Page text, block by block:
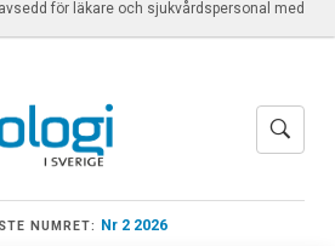
för läkare och sjukvårdspersonal med
NUMRET: Nr 2 2026